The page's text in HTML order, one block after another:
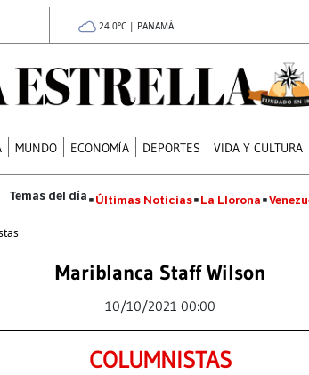
24.0°C | PANAMÁ
MUNDO ECONOMÍA DEPORTES VIDA Y CULTURA
Últimas Noticias La Llorona
Mariblanca Staff Wilson
10/10/2021 00:00
COLUMNISTAS